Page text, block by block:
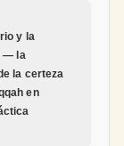
y la
— la
la certeza
en